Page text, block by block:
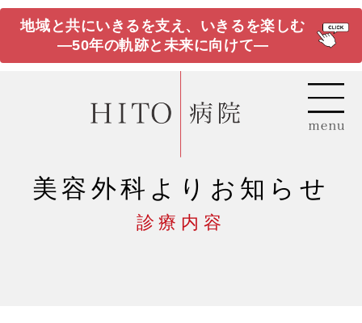
地域と共にいきるを支え、いきるを楽しむ
―50年の軌跡と未来に向けて―
美容外科よりお知らせ
診療内容